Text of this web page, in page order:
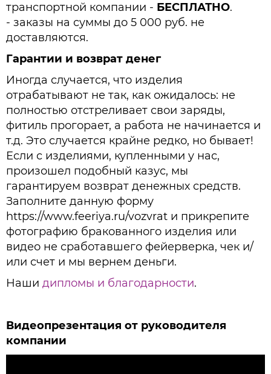
транспортной компании - БЕСПЛАТНО.
- заказы на суммы до 5 000 руб. не
доставляются.
Гарантии и возврат денег
Иногда случается, что изделия
отрабатывают не так, как ожидалось: не
полностью отстреливает свои заряды,
фитиль прогорает, а работа не начинается и
т.д. Это случается крайне редко, но бывает!
Если с изделиями, купленными у нас,
произошел подобный казус, мы
гарантируем возврат денежных средств.
Заполните данную форму
https://www.feeriya.ru/vozvrat и прикрепите
фотографию бракованного изделия или
видео не сработавшего фейерверка, чек и/
или счет и мы вернем деньги.
Наши дипломы и благодарности.
Видеопрезентация от руководителя
компании